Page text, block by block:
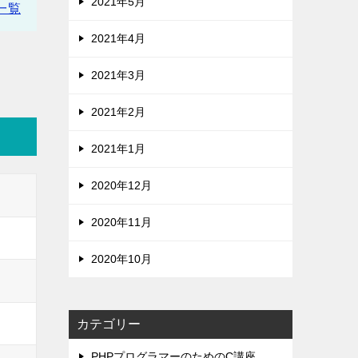
覧
2021年4月
2021年3月
2021年2月
2021年1月
2020年12月
2020年11月
2020年10月
カテゴリー